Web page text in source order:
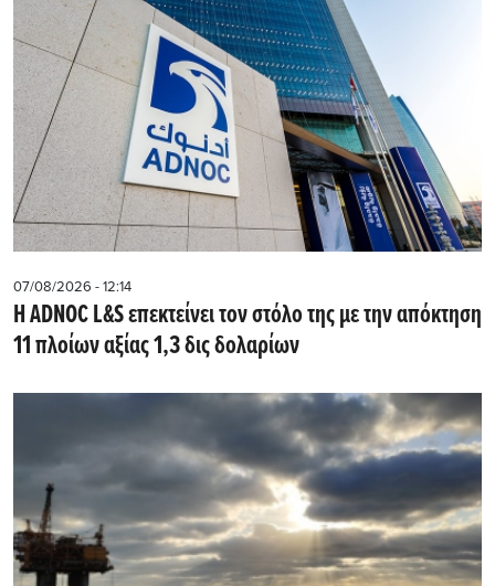
07/08/2026 - 12:14
Η ADNOC L&S επεκτείνει τον στόλο της με την απόκτηση
11 πλοίων αξίας 1,3 δις δολαρίων